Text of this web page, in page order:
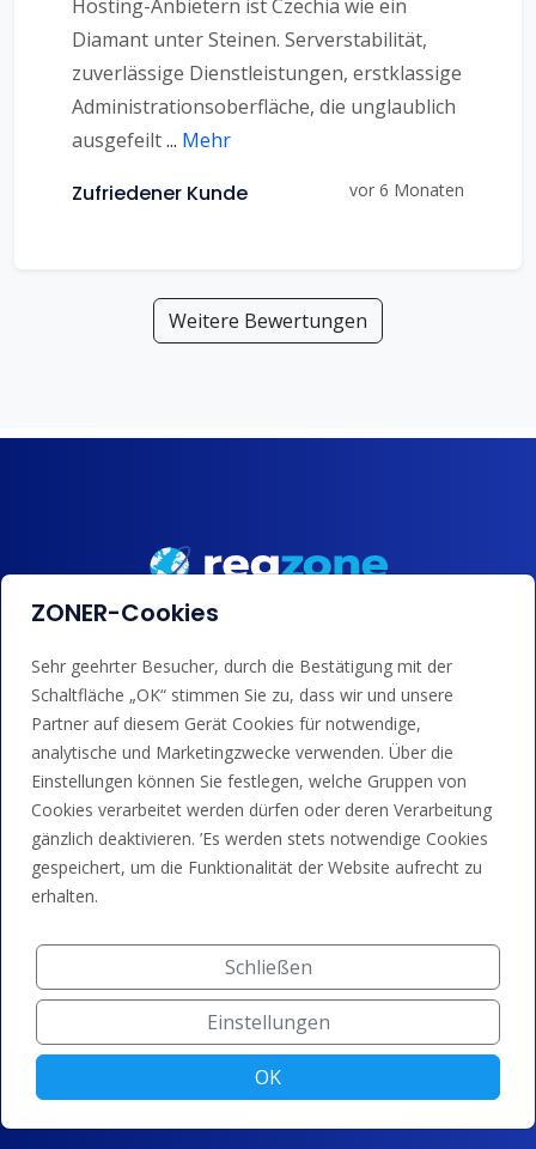
Hosting-Anbietern ist Czechia wie ein
Diamant unter Steinen. Serverstabilität,
zuverlässige Dienstleistungen, erstklassige
Administrationsoberfläche, die unglaublich
ausgefeilt... Mehr
Zufriedener Kunde vor 6 Monaten
Weitere Bewertungen
Dienstleistungen
Domain-Registrierung
SSL/TLS-Zertifikate
Domain-Parken
ZONER-Cookies
Sehr geehrter Besucher, durch die Bestätigung mit der
Schaltfläche „OK“ stimmen Sie zu, dass wir und unsere
Partner auf diesem Gerät Cookies für notwendige,
analytische und Marketingzwecke verwenden. Über die
Einstellungen können Sie festlegen, welche Gruppen von
Cookies verarbeitet werden dürfen oder deren Verarbeitung
gänzlich deaktivieren. ’Es werden stets notwendige Cookies
gespeichert, um die Funktionalität der Website aufrecht zu
erhalten.
Schließen
Einstellungen
OK